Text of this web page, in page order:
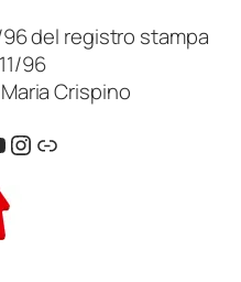
96 del registro stampa
96
Crispino
Instagram
Link